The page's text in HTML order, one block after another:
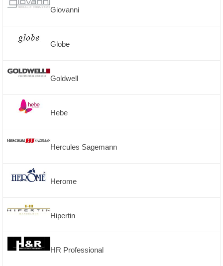
Giovanni
Globe
Goldwell
Hebe
Hercules Sagemann
Herome
Hipertin
HR Professional